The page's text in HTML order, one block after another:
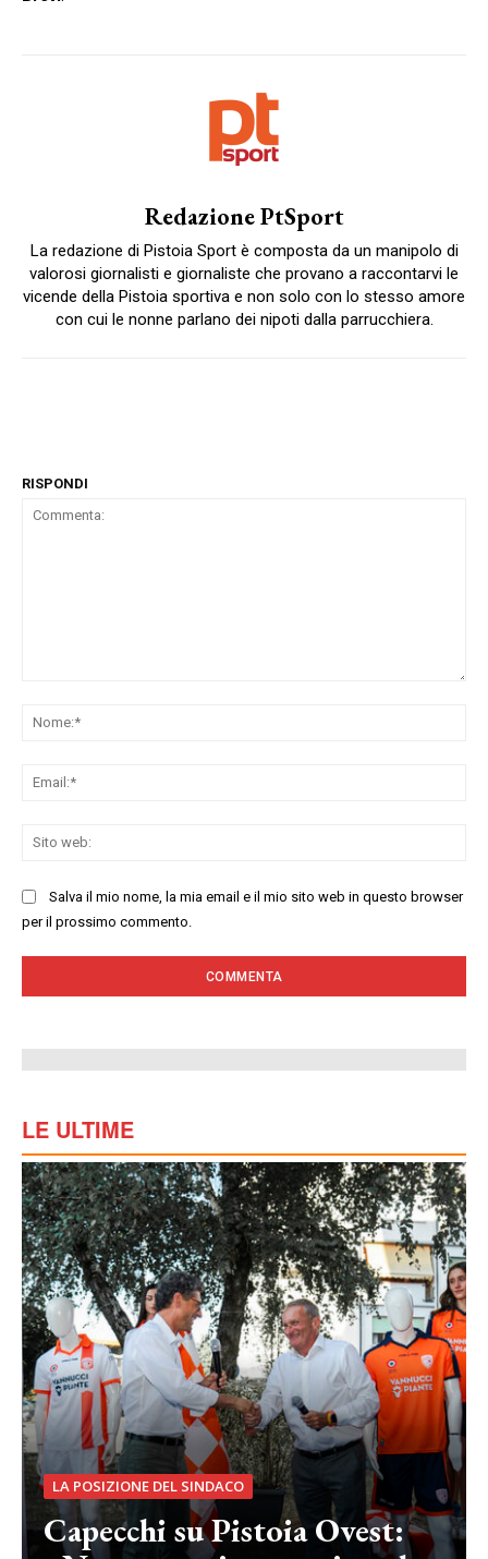
Redazione PtSport
La redazione di Pistoia Sport è composta da un manipolo di
valorosi giornalisti e giornaliste che provano a raccontarvi le
vicende della Pistoia sportiva e non solo con lo stesso amore
con cui le nonne parlano dei nipoti dalla parrucchiera.
RISPONDI
Salva il mio nome, la mia email e il mio sito web in questo browser
per il prossimo commento.
LE ULTIME
LA POSIZIONE DEL SINDACO
Capecchi su Pistoia Ovest: